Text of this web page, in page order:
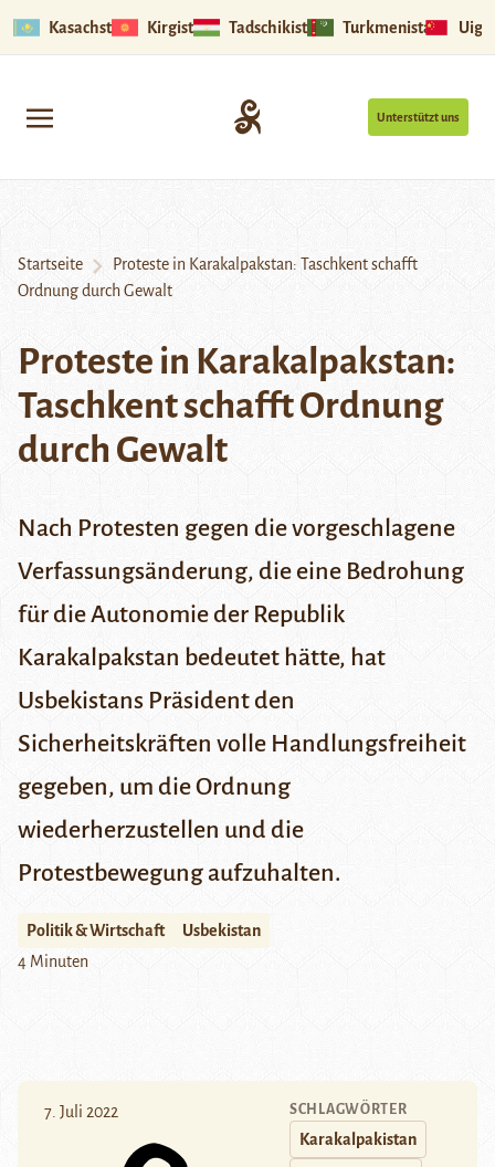
Kasachstan Kirgistan Tadschikistan Turkmenistan
Unterstützt uns
Startseite
Proteste in Karakalpakstan: Taschkent schafft
Ordnung durch Gewalt
Proteste in Karakalpakstan:
Taschkent schafft Ordnung
durch Gewalt
Nach Protesten gegen die vorgeschlagene
Verfassungsänderung, die eine Bedrohung
für die Autonomie der Republik
Karakalpakstan bedeutet hätte, hat
Usbekistans Präsident den
Sicherheitskräften volle Handlungsfreiheit
gegeben, um die Ordnung
wiederherzustellen und die
Protestbewegung aufzuhalten.
Politik & Wirtschaft
Usbekistan
4 Minuten
7. Juli 2022 SCHLAGWÖRTER
Karakalpakistan